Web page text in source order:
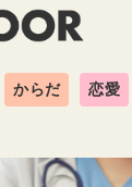
からだ 恋愛